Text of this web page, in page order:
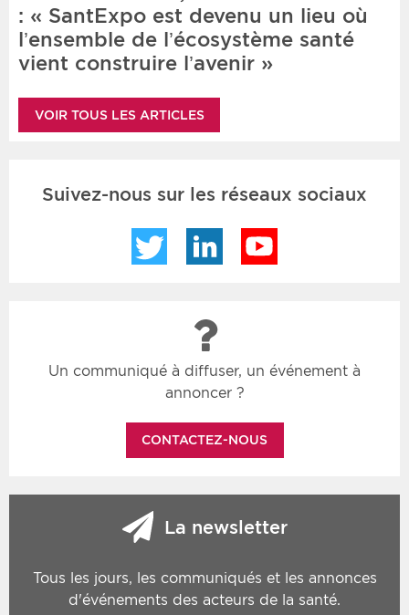
: « SantExpo est devenu un lieu où
l’ensemble de l’écosystème santé
vient construire l’avenir »
VOIR TOUS LES ARTICLES
Suivez-nous sur les réseaux sociaux
Twitter LinkedIn
Un communiqué à diffuser, un événement à
annoncer ?
CONTACTEZ-NOUS
La newsletter
Tous les jours, les communiqués et les annonces
d'événements des acteurs de la santé.